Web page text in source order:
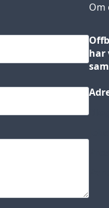
Om
har
Blog